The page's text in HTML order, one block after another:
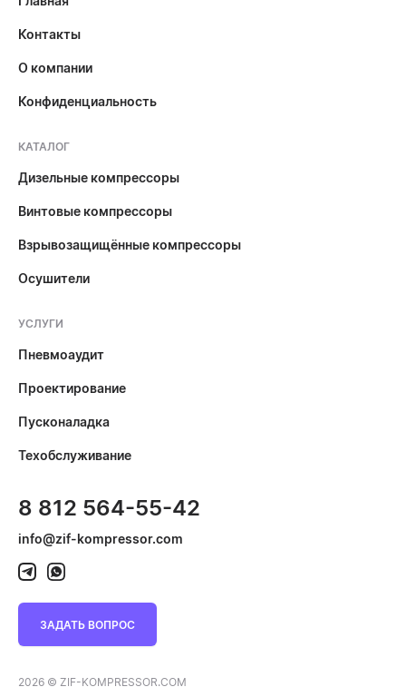
Контакты
О компании
Конфиденциальность
КАТАЛОГ
Дизельные компрессоры
Винтовые компрессоры
Взрывозащищённые компрессоры
Осушители
УСЛУГИ
Пневмоаудит
Проектирование
Пусконаладка
Техобслуживание
8 812 564-55-42
info@zif-kompressor.com
ЗАДАТЬ ВОПРОС
2026 © ZIF-KOMPRESSOR.COM